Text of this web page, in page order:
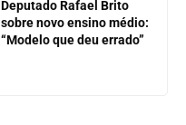
Deputado Rafael Brito
sobre novo ensino médio:
“Modelo que deu errado”